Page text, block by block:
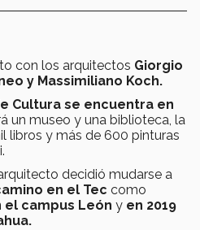
con los arquitectos Giorgio
y Massimiliano Koch.
Cultura se encuentra en
un museo y una biblioteca, la
libros y más de 600 pinturas
decidió mudarse a
en el Tec como
campus León y en 2019